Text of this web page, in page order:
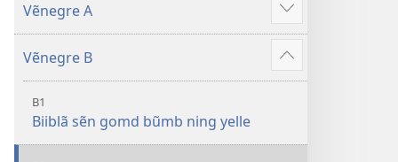
Vẽnegre A
Voir
plus
de
contenu
Vẽnegre B
Voir
plus
B1
Biiblã sẽn gomd bũmb ning yelle